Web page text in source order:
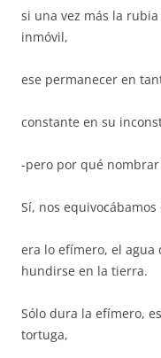
si una vez más la
inmóvil,
ese permanecer en
constante en su
-pero por qué
Sí, nos
era lo efímero, el agua
hundirse en la tierra.
Sólo dura la efímero,
tortuga,